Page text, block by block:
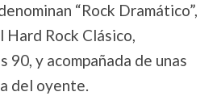
“Rock Dramático”,
Hard Rock Clásico,
y acompañada de unas
del oyente.